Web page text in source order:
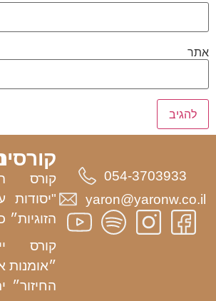
אתר
קורס
"יסודות
הזוגיות״
קורס
״אומנות
החיזור״
054-3703933
yaron@yaronw.co.il